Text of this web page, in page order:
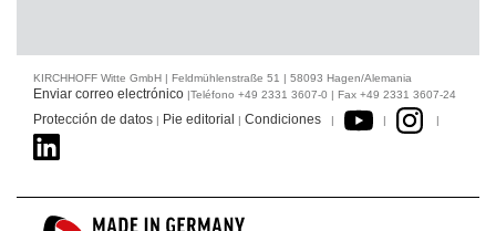
KIRCHHOFF Witte GmbH | Feldmühlenstraße 51 | 58093 Hagen/Alemania
Enviar correo electrónico |Teléfono +49 2331 3607-0 | Fax +49 2331 3607-24
Protección de datos | Pie editorial | Condiciones | | |